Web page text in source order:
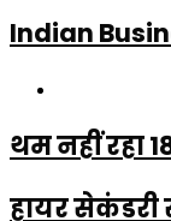
Indian
थम नहीं रहा
हायर सेकंडरी